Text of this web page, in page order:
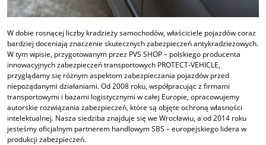
W dobie rosnącej liczby kradzieży samochodów, właściciele pojazdów coraz
bardziej doceniają znaczenie skutecznych zabezpieczeń antykradzieżowych.
W tym wpisie, przygotowanym przez PVS SHOP – polskiego producenta
innowacyjnych zabezpieczeń transportowych PROTECT-VEHICLE,
przyglądamy się różnym aspektom zabezpieczania pojazdów przed
niepożądanymi działaniami. Od 2008 roku, współpracując z firmami
transportowymi i bazami logistycznymi w całej Europie, opracowujemy
autorskie rozwiązania zabezpieczeń, które są objęte ochroną własności
intelektualnej. Nasza siedziba znajduje się we Wrocławiu, a od 2014 roku
jesteśmy oficjalnym partnerem handlowym SBS – europejskiego lidera w
produkcji zabezpieczeń.